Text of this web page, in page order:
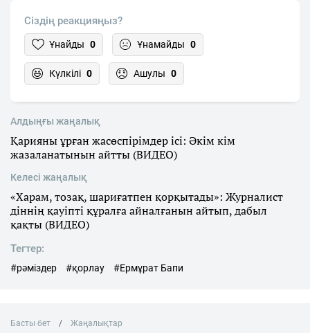
Сіздің реакцияңыз?
Ұнайды 0 Ұнамайды 0
Күлкілі 0 Ашулы 0
Алдыңғы жаңалық
Қарияны ұрған жасөспірімдер ісі: Әкім кім
жазаланатынын айтты (ВИДЕО)
Келесі жаңалық
«Харам, тозақ, шариғатпен қорқытады»: Журналист
діннің қауіпті құралға айналғанын айтып, дабыл
қақты (ВИДЕО)
Тегтер:
#рәміздер #қорлау #Ермұрат Бапи
Басты бет Жаңалықтар